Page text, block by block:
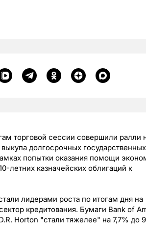
торговой сессии совершили ралли
долгосрочных государственных
попытки оказания помощи
летних казначейских облигаций к
лидерами роста по итогам дня на
кредитования. Бумаги Bank of
Horton "стали тяжелее" на 7,7% до